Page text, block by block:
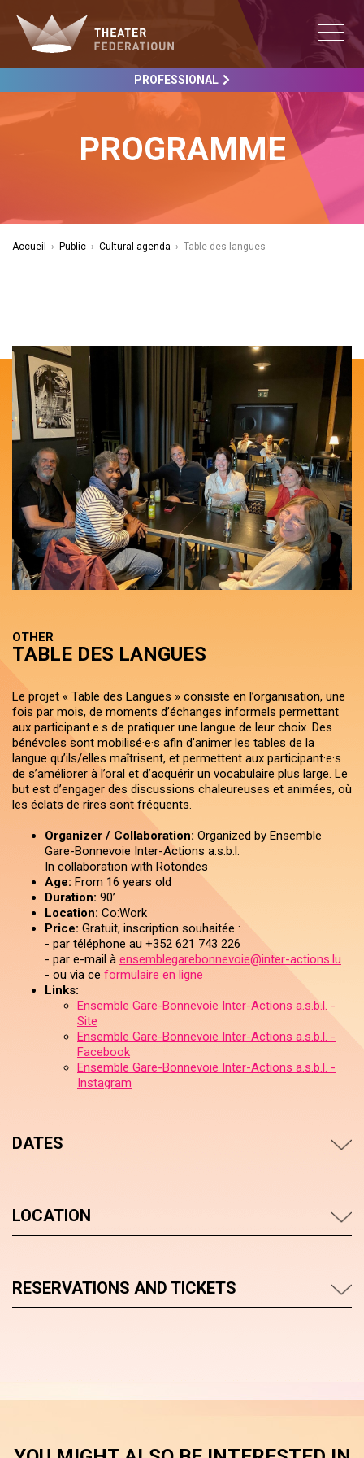
PROFESSIONAL
PROGRAMME
Accueil › Public › Cultural agenda › Table des langues
OTHER
TABLE DES LANGUES
Le projet « Table des Langues » consiste en l’organisation, une
fois par mois, de moments d’échanges informels permettant
aux participant·e·s de pratiquer une langue de leur choix. Des
bénévoles sont mobilisé·e·s afin d’animer les tables de la
langue qu’ils/elles maîtrisent, et permettent aux participant·e·s
de s’améliorer à l’oral et d’acquérir un vocabulaire plus large. Le
but est d’engager des discussions chaleureuses et animées, où
les éclats de rires sont fréquents.
Organizer / Collaboration: Organized by Ensemble
Gare-Bonnevoie Inter-Actions a.s.b.l.
In collaboration with Rotondes
Age: From 16 years old
Duration: 90’
Location: Co:Work
Price: Gratuit, inscription souhaitée :
- par téléphone au +352 621 743 226
- par e-mail à ensemblegarebonnevoie@inter-actions.lu
- ou via ce formulaire en ligne
Links:
Ensemble Gare-Bonnevoie Inter-Actions a.s.b.l. -
Site
Ensemble Gare-Bonnevoie Inter-Actions a.s.b.l. -
Facebook
Ensemble Gare-Bonnevoie Inter-Actions a.s.b.l. -
Instagram
DATES
LOCATION
RESERVATIONS AND TICKETS